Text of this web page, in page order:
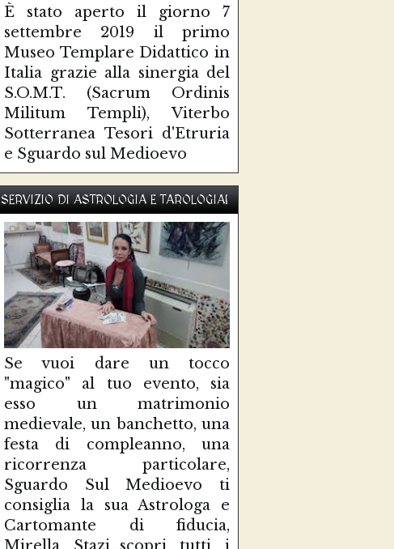
È stato aperto il giorno 7
settembre 2019 il primo
Museo Templare Didattico in
Italia grazie alla sinergia del
S.O.M.T. (Sacrum Ordinis
Militum Templi), Viterbo
Sotterranea Tesori d'Etruria
e Sguardo sul Medioevo
SERVIZIO DI ASTROLOGIA E TAROLOGIA!
Se vuoi dare un tocco
"magico" al tuo evento, sia
esso un matrimonio
medievale, un banchetto, una
festa di compleanno, una
ricorrenza particolare,
Sguardo Sul Medioevo ti
consiglia la sua Astrologa e
Cartomante di fiducia,